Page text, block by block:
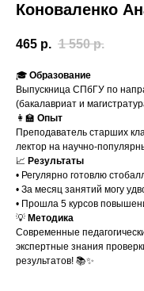
Коноваленко
465 р. 1 550 р.
🎓 Образование
Выпускница СПбГУ по
(бакалавриат и
👩‍🏫 Опыт
Преподаватель старших
лектор на научно-
📈 Результаты
• Регулярно готовлю
• За месяц занятий могу
• Прошла 5 курсов
💡 Методика
Современные
экспертные знания
результатов! 📚✨